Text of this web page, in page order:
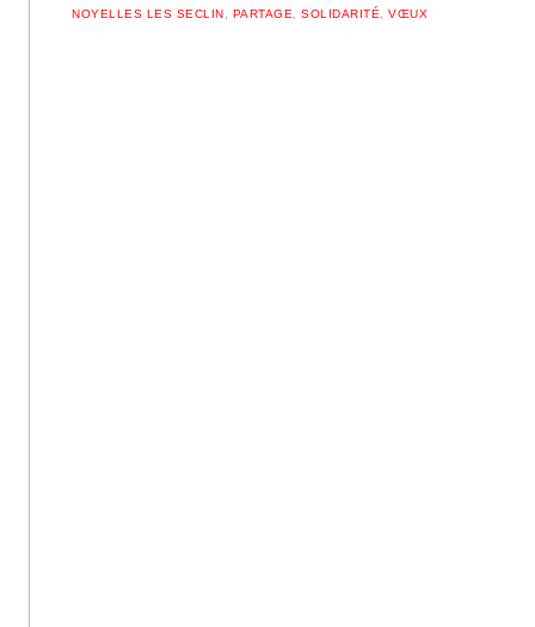
NOYELLES LES SECLIN PARTAGE ,SOLIDARITÉ ,VŒUX